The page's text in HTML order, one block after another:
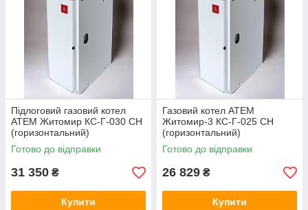
Підлоговий газовий котел
АТЕМ Житомир КС-Г-030 СН
(горизонтальний)
Готово до відправки
31 350 ₴
Купити
Газовий котел ATEM
Житомир-3 КС-Г-025 СН
(горизонтальний)
Готово до відправки
26 829 ₴
Купити